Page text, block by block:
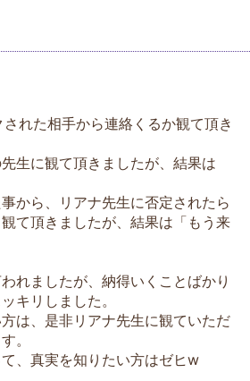
れた相手から連絡くるか観て頂き
生に観て頂きましたが、結果は
から、リアナ先生に否定されたら
て頂きましたが、結果は「もう来
れましたが、納得いくことばかり
キリしました。
は、是非リアナ先生に観ていただ
。
、真実を知りたい方はゼヒw